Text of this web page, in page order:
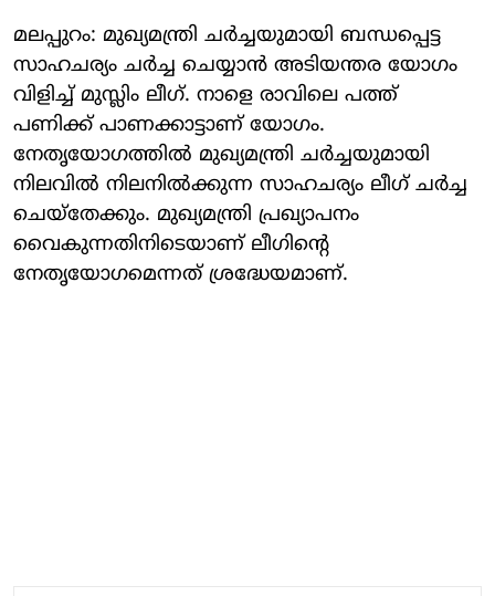
മലപ്പുറം: മുഖ്യമന്ത്രി ചര്‍ച്ചയുമായി ബന്ധപ്പെട്ട
സാഹചര്യം ചര്‍ച്ച ചെയ്യാന്‍ അടിയന്തര യോഗം
വിളിച്ച് മുസ്ലിം ലീഗ്. നാളെ രാവിലെ പത്ത്
പണിക്ക് പാണക്കാട്ടാണ് യോഗം.
നേതൃയോഗത്തില്‍ മുഖ്യമന്ത്രി ചര്‍ച്ചയുമായി
നിലവില്‍ നിലനില്‍ക്കുന്ന സാഹചര്യം ലീഗ് ചര്‍ച്ച
ചെയ്തേക്കും. മുഖ്യമന്ത്രി പ്രഖ്യാപനം
വൈകുന്നതിനിടെയാണ് ലീഗിന്റെ
നേതൃയോഗമെന്നത് ശ്രദ്ധേയമാണ്.